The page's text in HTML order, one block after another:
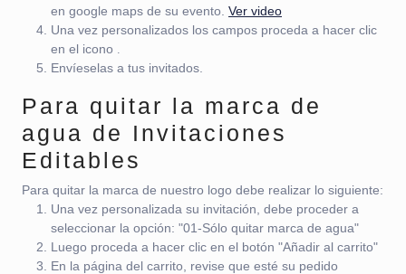
en google maps de su evento. Ver video
Una vez personalizados los campos proceda a hacer clic
en el icono
Envíeselas a tus invitados.
Para quitar la marca de
agua de Invitaciones
Editables
Para quitar la marca de nuestro logo debe realizar lo siguiente:
Una vez personalizada su invitación, debe proceder a
seleccionar la opción: "01-Sólo quitar marca de agua"
Luego proceda a hacer clic en el botón "Añadir al carrito"
En la página del carrito, revise que esté su pedido